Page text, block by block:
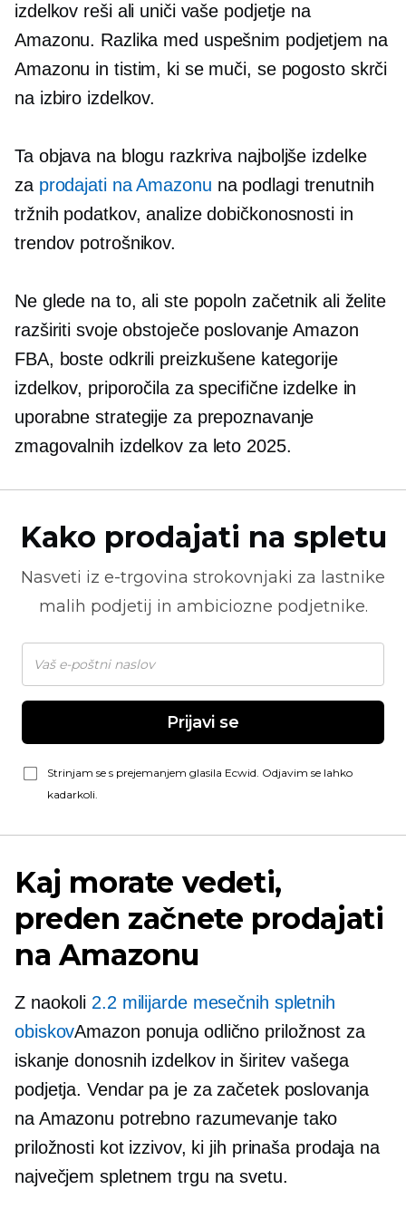
izdelkov reši ali uniči vaše podjetje na
Amazonu. Razlika med uspešnim podjetjem na
Amazonu in tistim, ki se muči, se pogosto skrči
na izbiro izdelkov.
Ta objava na blogu razkriva najboljše izdelke
za prodajati na Amazonu na podlagi trenutnih
tržnih podatkov, analize dobičkonosnosti in
trendov potrošnikov.
Ne glede na to, ali ste popoln začetnik ali želite
razširiti svoje obstoječe poslovanje Amazon
FBA, boste odkrili preizkušene kategorije
izdelkov, priporočila za specifične izdelke in
uporabne strategije za prepoznavanje
zmagovalnih izdelkov za leto 2025.
Kako prodajati na spletu
Nasveti iz e-trgovina strokovnjaki za lastnike
malih podjetij in ambiciozne podjetnike.
Prijavi se
Strinjam se s prejemanjem glasila Ecwid. Odjavim se lahko
kadarkoli.
Kaj morate vedeti,
preden začnete prodajati
na Amazonu
Z naokoli 2.2 milijarde mesečnih spletnih
obiskovAmazon ponuja odlično priložnost za
iskanje donosnih izdelkov in širitev vašega
podjetja. Vendar pa je za začetek poslovanja
na Amazonu potrebno razumevanje tako
priložnosti kot izzivov, ki jih prinaša prodaja na
največjem spletnem trgu na svetu.